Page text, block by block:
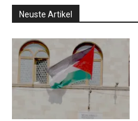
Neuste Artikel